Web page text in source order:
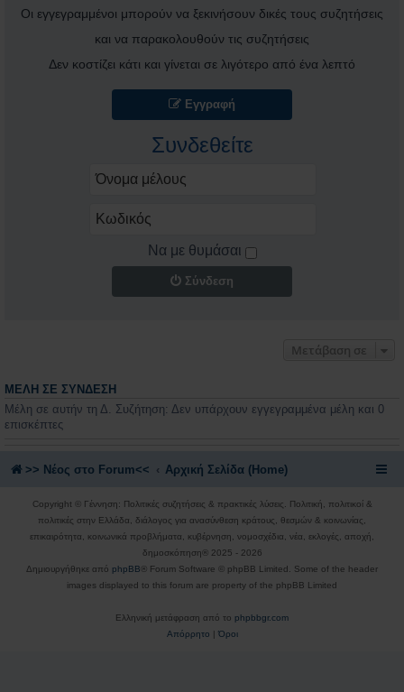
Οι εγγεγραμμένοι μπορούν να ξεκινήσουν δικές τους συζητήσεις
και να παρακολουθούν τις συζητήσεις
Δεν κοστίζει κάτι και γίνεται σε λιγότερο από ένα λεπτό
Εγγραφή
Συνδεθείτε
Να με θυμάσαι
Σύνδεση
Μετάβαση σε
ΜΈΛΗ ΣΕ ΣΎΝΔΕΣΗ
Μέλη σε αυτήν τη Δ. Συζήτηση: Δεν υπάρχουν εγγεγραμμένα μέλη και 0
επισκέπτες
>> Nέος στο Forum<< Αρχική Σελίδα (Home)
Copyright © Γέννηση: Πολιτικές συζητήσεις & πρακτικές λύσεις. Πολιτική, πολιτικοί &
πολιτικές στην Ελλάδα, διάλογος για ανασύνθεση κράτους, θεσμών & κοινωνίας,
επικαιρότητα, κοινωνικά προβλήματα, κυβέρνηση, νομοσχέδια, νέα, εκλογές, αποχή,
δημοσκόπηση® 2025 - 2026
Δημιουργήθηκε από phpBB ® Forum Software © phpBB Limited. Some of the header
images displayed to this forum are property of the phpBB Limited
Ελληνική μετάφραση από το phpbbgr.com
Απόρρητο | Όροι